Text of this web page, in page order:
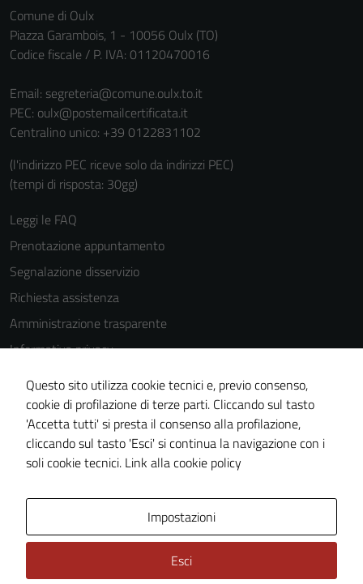
Comune di Oulx
Piazza Garambois, 1 - 10056 Oulx (TO)
Codice fiscale / P. IVA: 01120470016
Email: segreteria@comune.oulx.to.it
PEC: oulx@postemailcertificata.it
Centralino unico: +39 0122831102
(l'indirizzo PEC riceve solo da indirizzi PEC)
(tempi di risposta: 30gg)
Leggi le FAQ
Prenotazione appuntamento
Segnalazione disservizio
Richiesta assistenza
Amministrazione trasparente
Informativa privacy
Cookie Policy
Note legali
Dichiarazione di accessibilità
Piano di miglioramento del sito
Questo sito utilizza cookie tecnici e, previo consenso,
cookie di profilazione di terze parti. Cliccando sul tasto
'Accetta tutti' si presta il consenso alla profilazione,
cliccando sul tasto 'Esci' si continua la navigazione con i
soli cookie tecnici. Link alla cookie policy
Impostazioni
Esci
essere
disabilitati.